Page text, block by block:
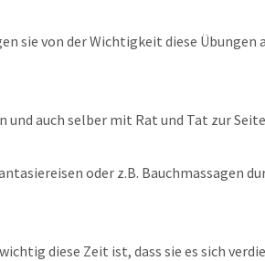
sie von der Wichtigkeit diese Übungen
und auch selber mit Rat und Tat zur
oder z.B. Bauchmassagen
diese Zeit ist, dass sie es sich